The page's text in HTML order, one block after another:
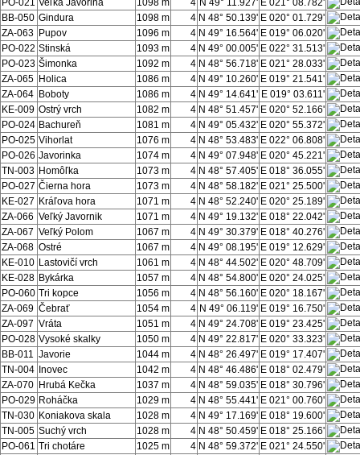
PO-021 Veľká Javorina 1098 m 4 N 49° 11.927' E 021° 08.782'
BB-050 Gindura 1098 m 4 N 48° 50.139' E 020° 01.729'
ZA-063 Pupov 1096 m 4 N 49° 16.564' E 019° 06.020'
PO-022 Stinská 1093 m 4 N 49° 00.005' E 022° 31.513'
PO-023 Šimonka 1092 m 4 N 48° 56.718' E 021° 28.033'
ZA-065 Holica 1086 m 4 N 49° 10.260' E 019° 21.541'
ZA-064 Boboty 1086 m 4 N 49° 14.641' E 019° 03.611'
KE-009 Ostrý vrch 1082 m 4 N 48° 51.457' E 020° 52.166'
PO-024 Bachureň 1081 m 4 N 49° 05.432' E 020° 55.372'
PO-025 Vihorlat 1076 m 4 N 48° 53.483' E 022° 06.808'
PO-026 Javorinka 1074 m 4 N 49° 07.948' E 020° 45.221'
TN-003 Homôľka 1073 m 4 N 48° 57.405' E 018° 36.055'
PO-027 Čierna hora 1073 m 4 N 48° 58.182' E 021° 25.500'
KE-027 Kráľova hora 1071 m 4 N 48° 52.240' E 020° 25.189'
ZA-066 Veľký Javornik 1071 m 4 N 49° 19.132' E 018° 22.042'
ZA-067 Veľký Polom 1067 m 4 N 49° 30.379' E 018° 40.276'
ZA-068 Ostré 1067 m 4 N 49° 08.195' E 019° 12.629'
KE-010 Lastovičí vrch 1061 m 4 N 48° 44.502' E 020° 48.709'
KE-028 Bykárka 1057 m 4 N 48° 54.800' E 020° 24.025'
PO-060 Tri kopce 1056 m 4 N 48° 56.160' E 020° 18.167'
ZA-069 Čebrať 1054 m 4 N 49° 06.119' E 019° 16.750'
ZA-097 Vráta 1051 m 4 N 49° 24.708' E 019° 23.425'
PO-028 Vysoké skalky 1050 m 4 N 49° 22.817' E 020° 33.323'
BB-011 Javorie 1044 m 4 N 48° 26.497' E 019° 17.407'
TN-004 Inovec 1042 m 4 N 48° 46.486' E 018° 02.479'
ZA-070 Hrubá Kečka 1037 m 4 N 48° 59.035' E 018° 30.796'
PO-029 Roháčka 1029 m 4 N 48° 55.441' E 021° 00.760'
TN-030 Koniakova skala 1028 m 4 N 49° 17.169' E 018° 19.600'
TN-005 Suchý vrch 1028 m 4 N 48° 50.459' E 018° 25.166'
PO-061 Tri chotáre 1025 m 4 N 48° 59.372' E 021° 24.550'